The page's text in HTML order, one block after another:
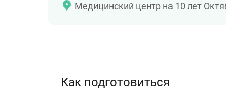
Медицинский центр на 10 лет
Как подготовиться